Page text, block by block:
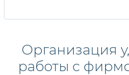
Организация
работы с